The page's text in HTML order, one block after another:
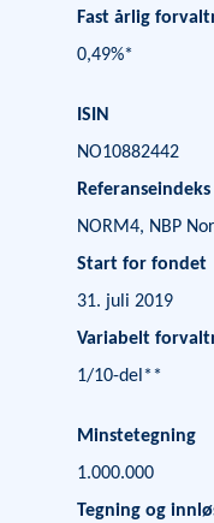
Fast årlig
0,49%*
ISIN
NO10882442
Referanseindeks
NORM4, NBP
Start for fondet
31. juli 2019
Variabelt
1/10-del **
Minstetegning
1.000.000
Tegning og